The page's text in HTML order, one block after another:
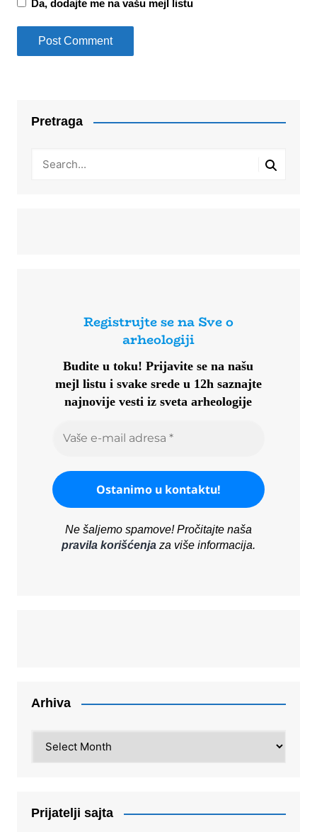
Da, dodajte me na vašu mejl listu
Pretraga
Registrujte se na Sve o
arheologiji
Budite u toku!Prijavite se na našu
mejl listu i svake srede u 12h saznajte
najnovije vesti iz sveta arheologije
Ne šaljemo spamove! Pročitajte naša
pravila korišćenjaza više informacija.
Arhiva
Prijatelji sajta